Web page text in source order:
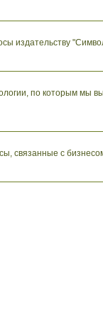
издательству
по которым мы
связанные с